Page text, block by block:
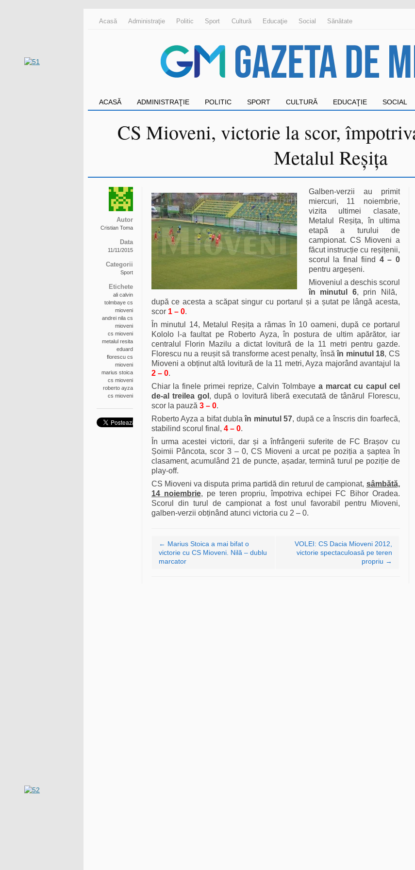
Acasă Administraţie Politic Sport Cultură Educaţie Social Sănătate
ACASĂ ADMINISTRAŢIE POLITIC SPORT CULTURĂ EDUCAŢIE SOCIAL
CS Mioveni, victorie la scor,
Metalul Reșița
Autor
Cristian Toma
Data
11/11/2015
Categorii
Sport
Etichete
ali calvin
tolmbaye cs
mioveni
andrei nila cs
mioveni
cs mioveni
metalul resita
eduard
florescu cs
mioveni
marius stoica
cs mioveni
roberto ayza
cs mioveni
Galben-verzii au primit
miercuri, 11 noiembrie,
vizita ultimei clasate,
Metalul Reșița, în ultima
etapă a turului de
campionat. CS Mioveni a
făcut instrucție cu reșițenii,
scorul la final fiind 4 – 0
pentru argeșeni.
Mioveniul a deschis scorul
în minutul 6, prin Nilă,
după ce acesta a scăpat singur cu portarul și a șutat pe lângă acesta,
scor 1 – 0.
În minutul 14, Metalul Reșița a rămas în 10 oameni, după ce portarul
Kololo l-a faultat pe Roberto Ayza, în postura de ultim apărător, iar
centralul Florin Mazilu a dictat lovitură de la 11 metri pentru gazde.
Florescu nu a reușit să transforme acest penalty, însăîn minutul 18, CS
Mioveni a obținut altă lovitură de la 11 metri, Ayza majorând avantajul la
2 – 0.
Chiar la finele primei reprize, Calvin Tolmbaye a marcat cu capul cel
de-al treilea gol , după o lovitură liberă executată de tânărul Florescu,
scor la pauză 3 – 0.
Roberto Ayza a bifat dubla în minutul 57, după ce a înscris din foarfecă,
stabilind scorul final, 4 – 0.
În urma acestei victorii, dar și a înfrângerii suferite de FC Brașov cu
Șoimii Pâncota, scor 3 – 0, CS Mioveni a urcat pe poziția a șaptea în
clasament, acumulând 21 de puncte, așadar, termină turul pe poziție de
play-off.
CS Mioveni va disputa prima partidă din returul de campionat, sâmbătă,
14 noiembrie, pe teren propriu, împotriva echipei FC Bihor Oradea.
Scorul din turul de campionat a fost unul favorabil pentru Mioveni,
galben-verzii obținând atunci victoria cu 2 – 0.
Navigare articole
← Marius Stoica a mai bifat o
victorie cu CS Mioveni. Nilă – dublu
marcator
VOLEI: CS Dacia Mioveni 2012,
victorie spectaculoasă pe teren
propriu →